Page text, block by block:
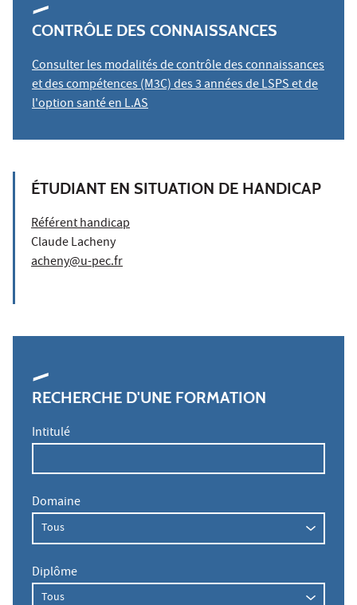
CONTRÔLE DES CONNAISSANCES
Consulter les modalités de contrôle des connaissances
et des compétences (M3C) des 3 années de LSPS et de
l'option santé en L.AS
ÉTUDIANT EN SITUATION DE HANDICAP
Référent handicap
Claude Lacheny
acheny@u-pec.fr
RECHERCHE D'UNE FORMATION
Intitulé
Domaine
Diplôme